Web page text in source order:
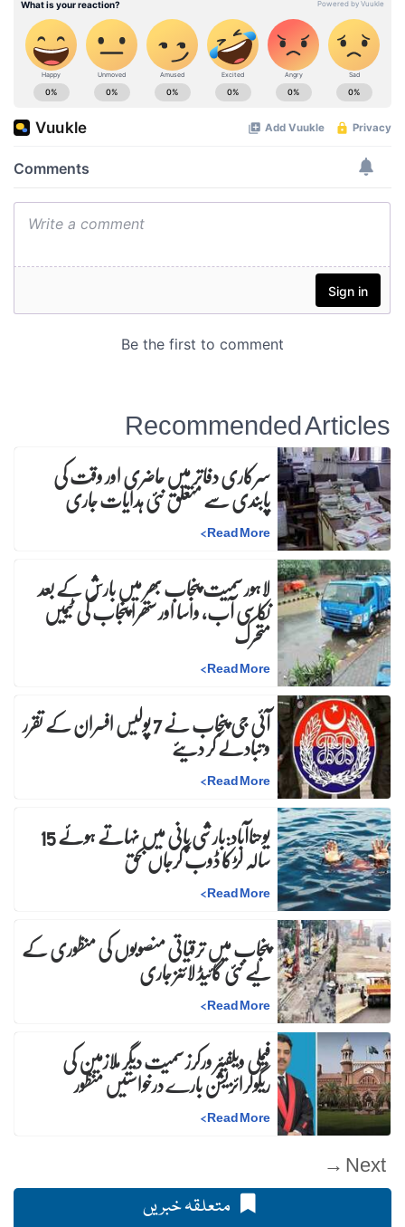
Recommended Articles
سرکاری دفاتر میں حاضری اور وقت کی
پابندی سے متعلق نئی ہدایات جاری
Read More
>
لاہور سمیت پنجاب بھر میں بارش کے بعد
نکاسی آب، واسا اور ستھرا پنجاب کی ٹیمیں
متحرک
Read More
>
آئی جی پنجاب نے 7 پولیس افسران کے تقرر و تبادلے کر دیئے
Read More
>
یوحناآباد:بارشی پانی میں نہاتے ہوئے 15 سالہ لڑکا ڈوب کرجاں بحق
Read More
>
پنجاب میں ترقیاتی منصوبوں کی منظوری کے
لیے نئی گائیڈ لائنز جاری
Read More
>
فیملی ویلفیئر ورکرز سمیت دیگر ملازمین کی
ریگولرائزیشن بارے درخواستیں منظور
Read More
>
Next →
متعلقہ خبریں